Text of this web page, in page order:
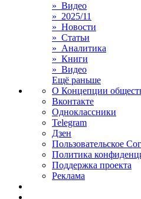
» Видео
» 2025/11
» Новости
» Статьи
» Аналитика
» Книги
» Видео
Ещё раньше
О Концепции
Вконтакте
Одноклассники
Telegram
Дзен
Пользовательское
Политика
Поддержка проекта
Реклама